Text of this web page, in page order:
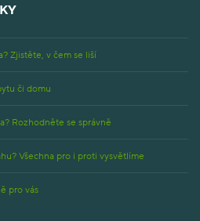
Zjistěte, v čem se liší
či domu
Rozhodněte se správně
Všechna pro i proti vysvětlíme
pro vás